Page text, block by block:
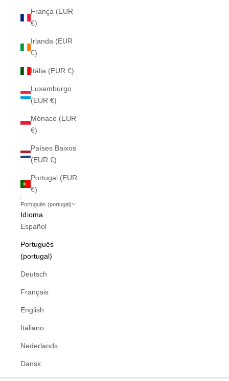
França (EUR
€)
Irlanda (EUR
€)
Itália (EUR €)
Luxemburgo
(EUR €)
Mónaco (EUR
€)
Países Baixos
(EUR €)
Portugal (EUR
€)
Português (portugal)
Idioma
Español
Português
(portugal)
Deutsch
Français
English
Italiano
Nederlands
Dansk